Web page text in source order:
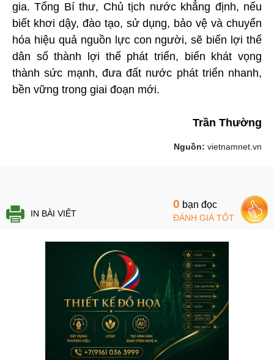
gia. Tổng Bí thư, Chủ tịch nước khẳng định, nếu
biết khơi dậy, đào tạo, sử dụng, bảo vệ và chuyển
hóa hiệu quả nguồn lực con người, sẽ biến lợi thế
dân số thành lợi thế phát triển, biến khát vọng
thành sức mạnh, đưa đất nước phát triển nhanh,
bền vững trong giai đoạn mới.
Trần Thường
Nguồn: vietnamnet.vn
IN BÀI VIẾT
0 bạn đọc
ĐÁNH GIÁ TỐT